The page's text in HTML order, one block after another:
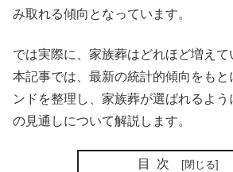
み取れる傾向となっています。
では実際に、家族葬はどれほど増えて
本記事では、最新の統計的傾向をもと
ンドを整理し、家族葬が選ばれるよ
の見通しについて解説します。
目次